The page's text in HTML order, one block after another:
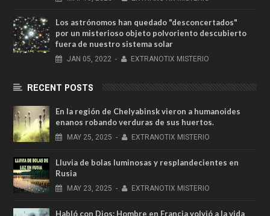
Los astrónomos han quedado "desconcertados"
por un misterioso objeto polvoriento descubierto
fuera de nuestro sistema solar
JAN 05, 2022 - EXTRANOTIX MISTERIO
RECENT POSTS
En la región de Chelyabinsk vieron a humanoides
enanos robando verduras de sus huertos.
MAY 25, 2025 - EXTRANOTIX MISTERIO
Lluvia de bolas luminosas y resplandecientes en
Rusia
MAY 23, 2025 - EXTRANOTIX MISTERIO
Habló con Dios: Hombre en Francia volvió a la vida